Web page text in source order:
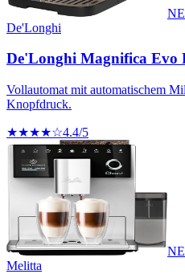
De'Longhi
De'Longhi Magnifica Evo
Vollautomat mit automatischem
Knopfdruck.
★★★★☆4.4/5
Melitta